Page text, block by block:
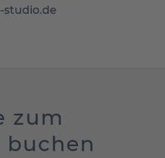
studio.de
zum
buchen